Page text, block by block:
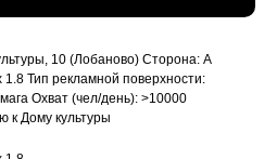
10 (Лобаново) Сторона: A
Тип рекламной поверхности:
Охват (чел/день): >10000
к Дому культуры